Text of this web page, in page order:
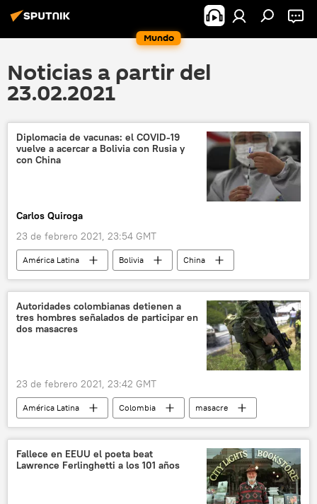
Mundo
Noticias a partir del
23.02.2021
Diplomacia de vacunas: el COVID-19
vuelve a acercar a Bolivia con Rusia y
con China
Carlos Quiroga
23 de febrero 2021, 23:54 GMT
América Latina Bolivia
China
vacunación contra el COVID-19
Sputnik V (vacuna)
Rusia
Autoridades colombianas detienen a
tres hombres señalados de participar en
dos masacres
23 de febrero 2021, 23:42 GMT
América Latina Colombia masacre
Fallece en EEUU el poeta beat
Lawrence Ferlinghetti a los 101 años